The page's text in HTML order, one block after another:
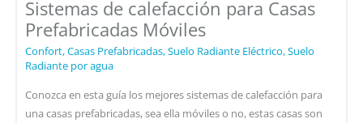
Sistemas de calefacción para Casas
Prefabricadas Móviles
Confort,Casas Prefabricadas,Suelo Radiante Eléctrico,Suelo
Radiante por agua
Conozca en esta guía los mejores sistemas de calefacción para
una casas prefabricadas, sea ella móviles o no, estas casas son